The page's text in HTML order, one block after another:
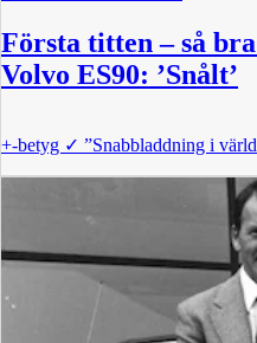
Första titten – så
Volvo ES90: ’Snålt’
+-betyg ✓ ”Snabbladdning i